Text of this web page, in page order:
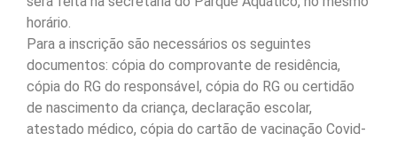
horário.
Para a inscrição são necessários os seguintes
documentos: cópia do comprovante de residência,
cópia do RG do responsável, cópia do RG ou certidão
de nascimento da criança, declaração escolar,
atestado médico, cópia do cartão de vacinação Covid-